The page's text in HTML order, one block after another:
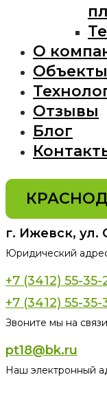
О
Объекты
Отзывы
Блог
г. Ижевск, ул.
Юридический
+7 (3412) 55-35-
+7 (3412) 55-35-
Звоните мы на связи
pt18@bk.ru
Наш электронный